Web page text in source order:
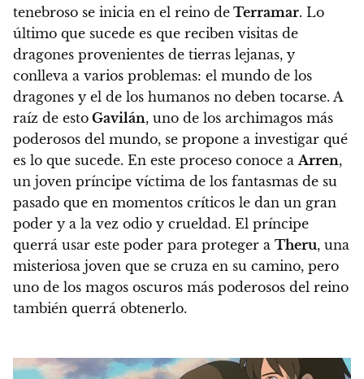
tenebroso se inicia en el reino de Terramar. Lo
último que sucede es que reciben visitas de
dragones provenientes de tierras lejanas, y
conlleva a varios problemas: el mundo de los
dragones y el de los humanos no deben tocarse. A
raíz de esto Gavilán, uno de los archimagos más
poderosos del mundo, se propone a investigar qué
es lo que sucede. En este proceso conoce a Arren,
un joven príncipe víctima de los fantasmas de su
pasado que en momentos críticos le dan un gran
poder y a la vez odio y crueldad. El príncipe
querrá usar este poder para proteger a Theru, una
misteriosa joven que se cruza en su camino, pero
uno de los magos oscuros más poderosos del reino
también querrá obtenerlo.